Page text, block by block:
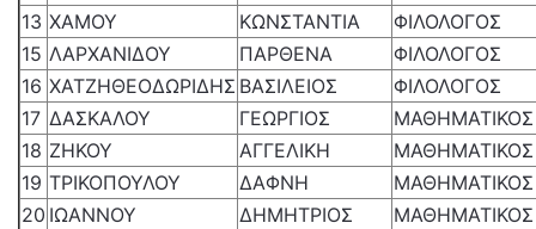
13 ΧΑΜΟΥ ΚΩΝΣΤΑΝΤΙΑ
ΦΙΛΟΛΟΓΟΣ
15 ΛΑΡΧΑΝΙΔΟΥ ΠΑΡΘΕΝΑ
ΦΙΛΟΛΟΓΟΣ
16 ΧΑΤΖΗΘΕΟΔΩΡΙΔΗΣ ΒΑΣΙΛΕΙΟΣ
ΦΙΛΟΛΟΓΟΣ
17 ΔΑΣΚΑΛΟΥ ΓΕΩΡΓΙΟΣ
ΜΑΘΗΜΑΤΙΚΟΣ
18 ΖΗΚΟΥ ΑΓΓΕΛΙΚΗ
ΜΑΘΗΜΑΤΙΚΟΣ
19 ΤΡΙΚΟΠΟΥΛΟΥ ΔΑΦΝΗ
ΜΑΘΗΜΑΤΙΚΟΣ
20 ΙΩΑΝΝΟΥ ΔΗΜΗΤΡΙΟΣ
ΜΑΘΗΜΑΤΙΚΟΣ